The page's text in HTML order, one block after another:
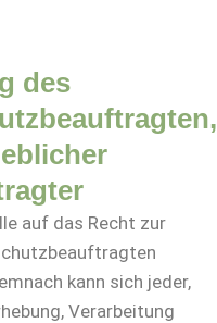
des
auf das Recht zur
kann sich jeder,
Verarbeitung